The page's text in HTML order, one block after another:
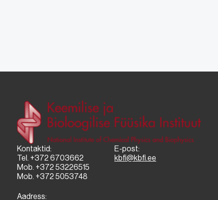
Kontaktid:
Tel. +372 6703662
Mob. +372 53226515
Mob. +372 5053748
E-post:
kbfi@kbfi.ee
Aadress: